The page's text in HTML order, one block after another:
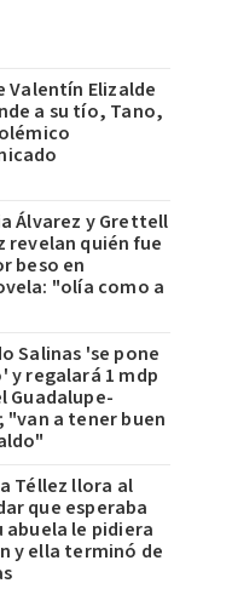
Valentín Elizalde
a su tío, Tano,
Álvarez y Grettell
revelan quién fue
beso en
"olía como a
Salinas 'se pone
y regalará 1 mdp
Guadalupe-
"van a tener buen
Téllez llora al
que esperaba
abuela le pidiera
y ella terminó de